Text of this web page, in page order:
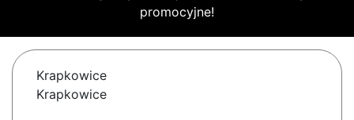
promocyjne!
Krapkowice
Krapkowice